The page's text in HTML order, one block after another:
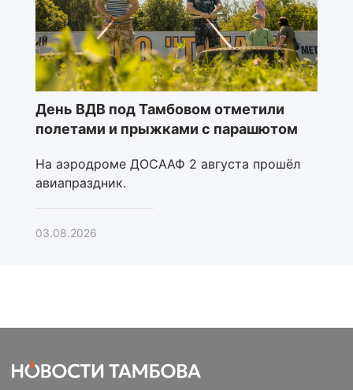
День ВДВ под Тамбовом отметили
полетами и прыжками с парашютом
На аэродроме ДОСААФ 2 августа прошёл
авиапраздник.
03.08.2026